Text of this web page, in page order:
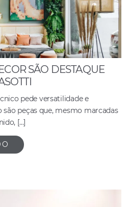
SÃO DESTAQUE
pede versatilidade e
peças que, mesmo marcadas
[…]